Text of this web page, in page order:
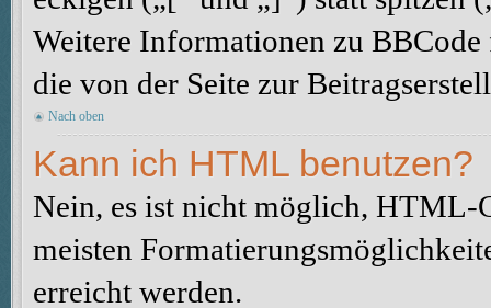
Weitere Informationen zu
die von der Seite zur
Nach oben
Kann ich HTML benutzen?
Nein, es ist nicht möglich, HTML-
meisten
erreicht werden.